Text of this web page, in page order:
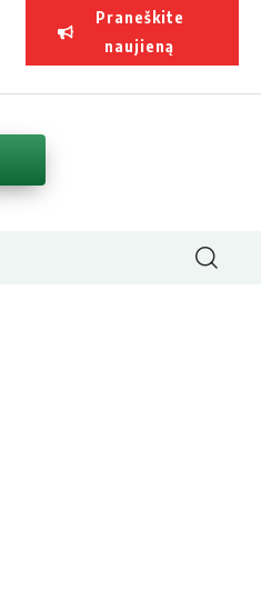
Praneškite
naujieną